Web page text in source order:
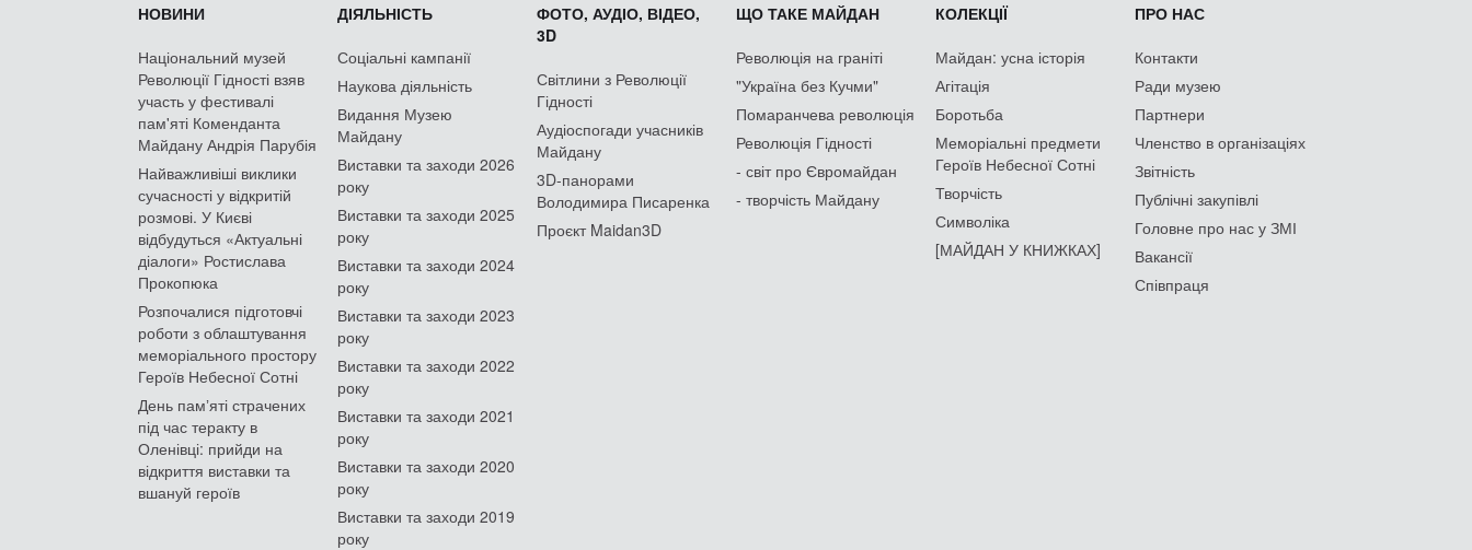
НОВИНИ
Національний музей
Революції Гідності взяв
участь у фестивалі
пам'яті Коменданта
Майдану Андрія Парубія
Найважливіші виклики
сучасності у відкритій
розмові. У Києві
відбудуться «Актуальні
діалоги» Ростислава
Прокопюка
Розпочалися підготовчі
роботи з облаштування
меморіального простору
Героїв Небесної Сотні
День памʼяті страчених
під час теракту в
Оленівці: прийди на
відкриття виставки та
вшануй героїв
ДІЯЛЬНІСТЬ
Соціальні кампанії
Наукова діяльність
Видання Музею
Майдану
Виставки та заходи 2026
року
Виставки та заходи 2025
року
Виставки та заходи 2024
року
Виставки та заходи 2023
року
Виставки та заходи 2022
року
Виставки та заходи 2021
року
Виставки та заходи 2020
року
Виставки та заходи 2019
року
ФОТО, АУДІО, ВІДЕО,
3D
Світлини з Революції
Гідності
Аудіоспогади учасників
Майдану
3D-панорами
Володимира Писаренка
Проєкт Maidan3D
ЩО ТАКЕ МАЙДАН
Революція на граніті
"Україна без Кучми"
Помаранчева революція
Революція Гідності
- світ про Євромайдан
- творчість Майдану
КОЛЕКЦІЇ
Майдан: усна історія
Агітація
Боротьба
Меморіальні предмети
Героїв Небесної Сотні
Творчість
Символіка
[МАЙДАН У КНИЖКАХ]
ПРО НАС
Контакти
Ради музею
Партнери
Членство в організаціях
Звітність
Публічні закупівлі
Головне про нас у ЗМІ
Вакансії
Співпраця